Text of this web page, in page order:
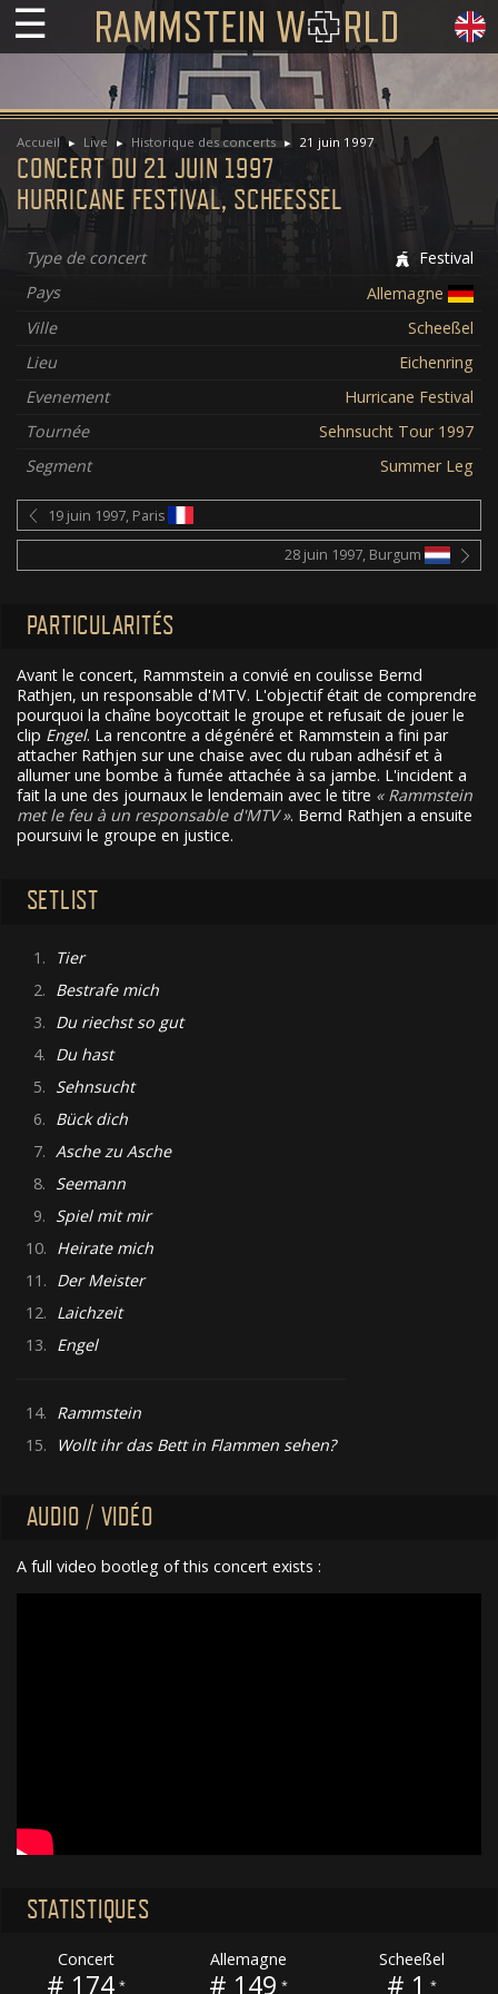
☰
Accueil Live Historique des concerts 21 juin 1997
CONCERT DU 21 JUIN 1997
HURRICANE FESTIVAL, SCHEESSEL
Type de concert
Festival
Pays
Allemagne
Ville
Scheeßel
Lieu
Eichenring
Evenement
Hurricane Festival
Tournée
Sehnsucht Tour 1997
Segment
Summer Leg
19 juin 1997, Paris
28 juin 1997, Burgum
PARTICULARITÉS
Avant le concert, Rammstein a convié en coulisse Bernd
Rathjen, un responsable d'MTV. L'objectif était de comprendre
pourquoi la chaîne boycottait le groupe et refusait de jouer le
clip Engel. La rencontre a dégénéré et Rammstein a fini par
attacher Rathjen sur une chaise avec du ruban adhésif et à
allumer une bombe à fumée attachée à sa jambe. L'incident a
fait la une des journaux le lendemain avec le titre
Rammstein
met le feu à un responsable d'MTV . Bernd Rathjen a ensuite
poursuivi le groupe en justice.
SETLIST
1.
Tier
2. Bestrafe mich
3. Du riechst so gut
4. Du hast
5. Sehnsucht
6. Bück dich
7. Asche zu Asche
8. Seemann
9. Spiel mit mir
10. Heirate mich
11. Der Meister
12. Laichzeit
13. Engel
14. Rammstein
15.
Wollt ihr das Bett in Flammen sehen?
AUDIO / VIDÉO
A full video bootleg of this concert exists :
STATISTIQUES
Concert
# 174 *
Allemagne
# 149 *
Scheeßel
# 1 *